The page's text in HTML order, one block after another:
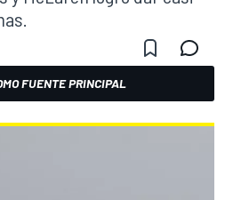
FUENTE PRINCIPAL